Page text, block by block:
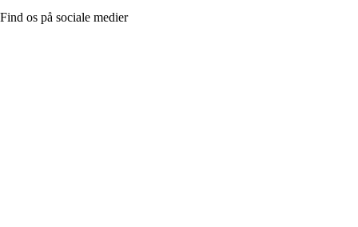
Find os på sociale medier